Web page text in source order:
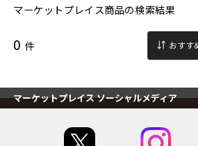
マーケットプレイス商品の検索結果
0 件 おすす
マーケットプレイス ソーシャルメディア